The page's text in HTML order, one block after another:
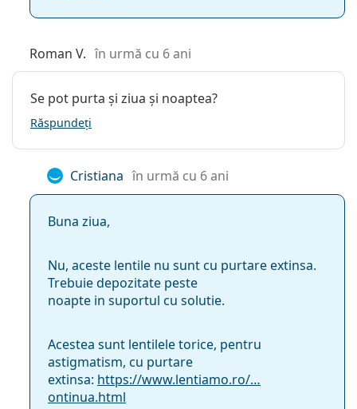
Roman V. în urmă cu 6 ani
Se pot purta și ziua și noaptea?
Răspundeți
Cristiana în urmă cu 6 ani
Buna ziua,
Nu, aceste lentile nu sunt cu purtare extinsa.
Trebuie depozitate peste
noapte in suportul cu solutie.
Acestea sunt lentilele torice, pentru
astigmatism, cu purtare
extinsa: https://www.lentiamo.ro/…
ontinua.html